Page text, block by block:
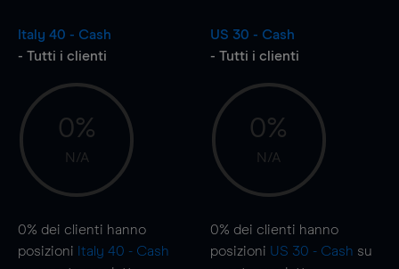
Italy 40 - Cash
- Tutti i clienti
0%
N/A
0% dei clienti hanno
posizioni Italy 40 - Cash
US 30 - Cash
- Tutti i clienti
0%
N/A
0% dei clienti hanno
posizioni US 30 - Cash su